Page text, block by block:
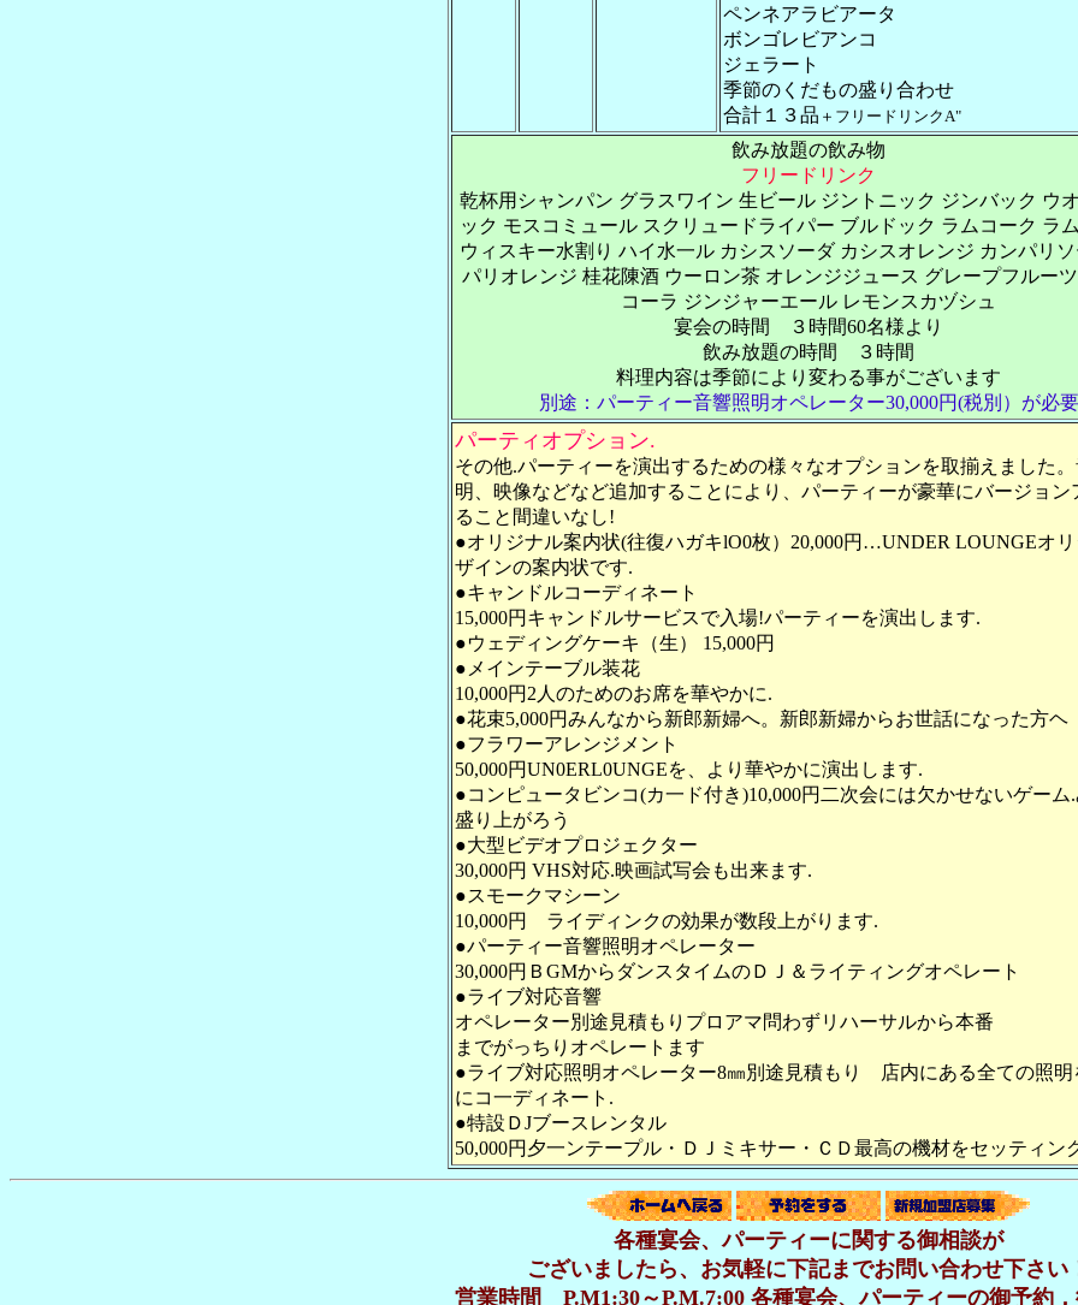
ペンネアラビアータ
ボンゴレビアンコ
ジェラート
季節のくだもの盛り合わせ
合計１３品 ＋フリードリンクA"
飲み放題の飲み物
フリードリンク
乾杯用シャンパン グラスワイン 生ビール ジントニック ジンバック ウ
ック モスコミュール スクリュードライパー ブルドック ラムコーク ラ
ウィスキー水割り ハイ水一ル カシスソーダ カシスオレンジ カンパリ
パリオレンジ 桂花陳酒 ウーロン茶 オレンジジュース グレープフルー
コーラ ジンジャーエール レモンスカヅシュ
宴会の時間 ３時間60名様より
飲み放題の時間 ３時間
料理内容は季節により変わる事がございます
別途：パーティー音響照明オペレーター30,000円(税別）が必要
パーティオプション.
その他.パーティーを演出するための様々なオプションを取揃えました
明、映像などなど追加することにより、パーティーが豪華にバージョン
ること間違いなし!
●オリジナル案内状(往復ハガキlO0枚）20,000円…UNDER LOUNGEオ
ザインの案内状です.
●キャンドルコーディネート
15,000円キャンドルサービスで入場!パーティーを演出します.
●ウェディングケーキ（生） 15,000円
●メインテーブル装花
10,000円2人のためのお席を華やかに.
●花束5,000円みんなから新郎新婦へ。新郎新婦からお世話になった方ヘ
●フラワーアレンジメント
50,000円UN0ERL0UNGEを、より華やかに演出します.
●コンピュータビンコ(カ一ド付き)10,000円二次会には欠かせないゲーム
盛り上がろう
●大型ビデオプロジェクター
30,000円 VHS対応.映画試写会も出来ます.
●スモークマシーン
10,000円 ライディンクの効果が数段上がります.
●パーティー音響照明オペレーター
30,000円ＢGMからダンスタイムのＤＪ＆ライティングオペレート
●ライブ対応音響
オペレーター別途見積もりプロアマ問わずリハーサルから本番
までがっちりオペレートます
●ライブ対応照明オペレーター8㎜別途見積もり 店内にある全ての照明
にコ一ディネート.
●特設ＤJブースレンタル
50,000円夕一ンテープル・ＤＪミキサー・ＣＤ最高の機材をセッティン
各種宴会、パーティーに関する御相談が
ございましたら、お気軽に下記までお問い合わせ下さい
営業時間 P.M1:30～P.M.7:00 各種宴会、パーティーの御予約